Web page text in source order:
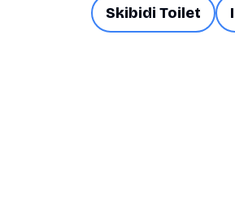
Skibidi Toilet